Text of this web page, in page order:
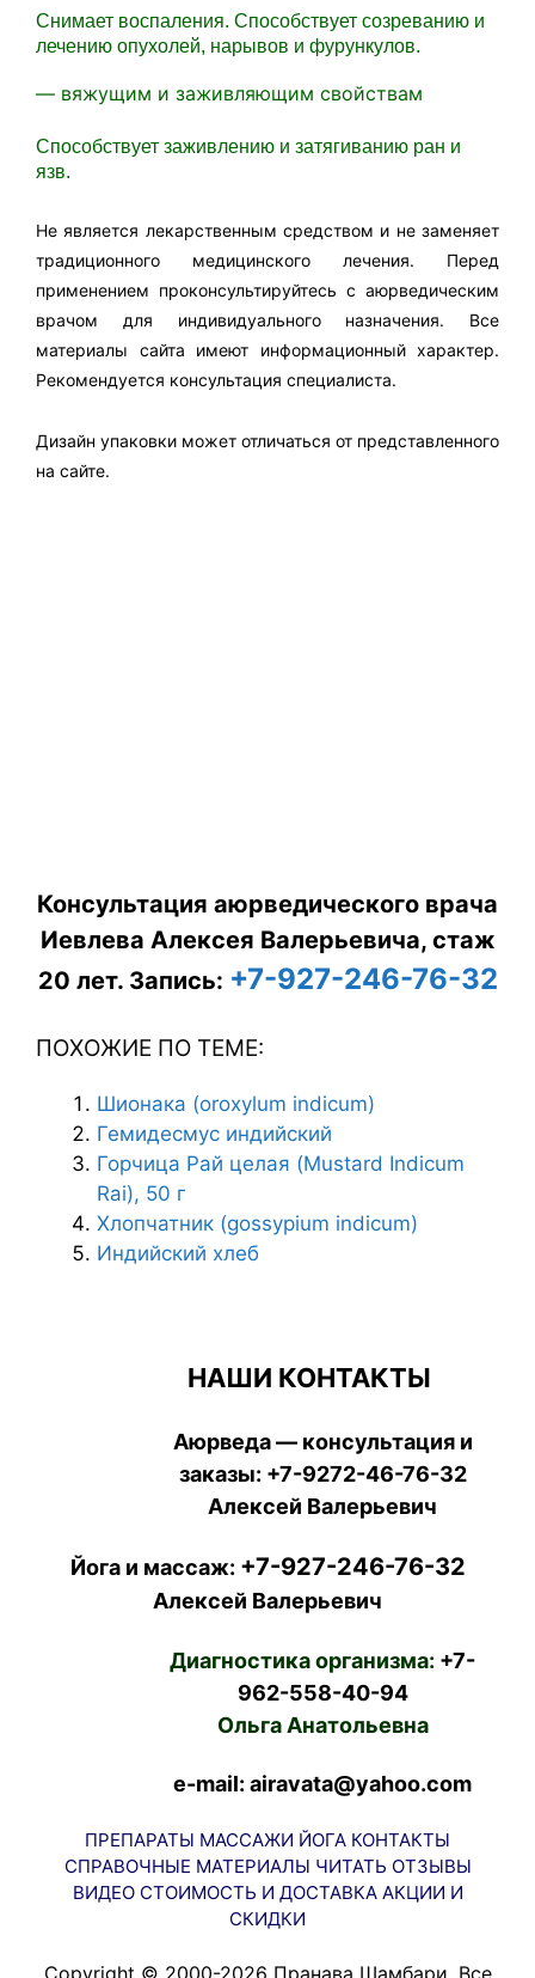
Снимает воспаления. Способствует созреванию и
лечению опухолей, нарывов и фурункулов.
— вяжущим и заживляющим свойствам
Способствует заживлению и затягиванию ран и
язв.
Не является лекарственным средством и не заменяет
традиционного медицинского лечения. Перед
применением проконсультируйтесь с аюрведическим
врачом для индивидуального назначения. Все
материалы сайта имеют информационный характер.
Рекомендуется консультация специалиста.
Дизайн упаковки может отличаться от представленного
на сайте.
Консультация аюрведического врача
Иевлева Алексея Валерьевича, стаж
20 лет. Запись: +7-927-246-76-32
ПОХОЖИЕ ПО ТЕМЕ:
Шионака (oroxylum indicum)
Гемидесмус индийский
Горчица Рай целая (Mustard Indicum
Rai), 50 г
Хлопчатник (gossypium indicum)
Индийский хлеб
НАШИ КОНТАКТЫ
Аюрведа — консультация и
заказы: +7-9272-46-76-32
Алексей Валерьевич
Йога и массаж: +7-927-246-76-32
Алексей Валерьевич
Диагностика организма: +7-
962-558-40-94
Ольга Анатольевна
e-mail: airavata@yahoo.com
ПРЕПАРАТЫ МАССАЖИ ЙОГА КОНТАКТЫ
СПРАВОЧНЫЕ МАТЕРИАЛЫ ЧИТАТЬ ОТЗЫВЫ
ВИДЕО СТОИМОСТЬ И ДОСТАВКА АКЦИИ И
СКИДКИ